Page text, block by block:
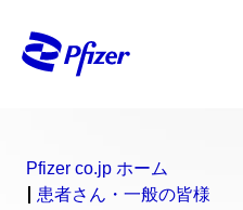
Pfizer co.jp ホーム
患者さん・一般の皆様